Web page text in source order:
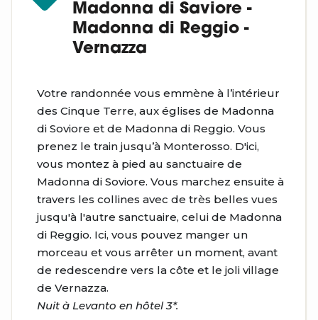
Madonna di Saviore -
Madonna di Reggio -
Vernazza
Votre randonnée vous emmène à l’intérieur
des Cinque Terre, aux églises de Madonna
di Soviore et de Madonna di Reggio. Vous
prenez le train jusqu’à Monterosso. D'ici,
vous montez à pied au sanctuaire de
Madonna di Soviore. Vous marchez ensuite à
travers les collines avec de très belles vues
jusqu'à l'autre sanctuaire, celui de Madonna
di Reggio. Ici, vous pouvez manger un
morceau et vous arrêter un moment, avant
de redescendre vers la côte et le joli village
de Vernazza.
Nuit à Levanto en hôtel 3*.